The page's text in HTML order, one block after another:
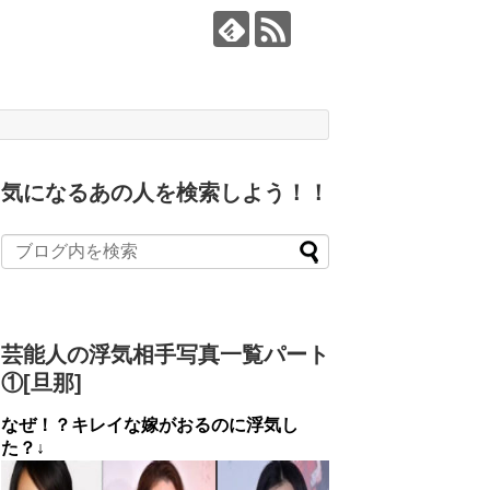
気になるあの人を検索しよう！！
芸能人の浮気相手写真一覧パート
①[旦那]
なぜ！？キレイな嫁がおるのに浮気し
た？↓